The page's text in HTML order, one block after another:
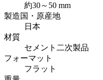
約30～50 mm
製造国・原産地
日本
材質
セメント二次製品
フォーマット
フラット